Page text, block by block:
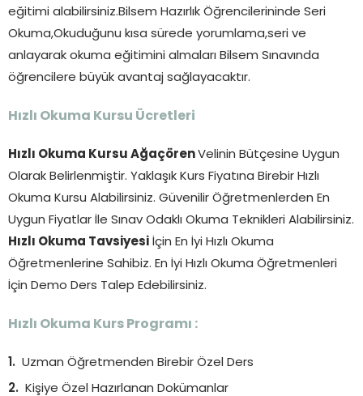
eğitimi alabilirsiniz.Bilsem Hazırlık Öğrencilerininde Seri
Okuma,Okuduğunu kısa sürede yorumlama,seri ve
anlayarak okuma eğitimini almaları Bilsem Sınavında
öğrencilere büyük avantaj sağlayacaktır.
Hızlı Okuma Kursu Ücretleri
Hızlı Okuma Kursu Ağaçören Velinin Bütçesine Uygun
Olarak Belirlenmiştir. Yaklaşık Kurs Fiyatına Birebir Hızlı
Okuma Kursu Alabilirsiniz. Güvenilir Öğretmenlerden En
Uygun Fiyatlar İle Sınav Odaklı Okuma Teknikleri Alabilirsiniz.
Hızlı Okuma Tavsiyesi
İçin En İyi Hızlı Okuma
Öğretmenlerine Sahibiz. En İyi Hızlı Okuma Öğretmenleri
İçin Demo Ders Talep Edebilirsiniz.
Hızlı Okuma Kurs Programı :
Uzman Öğretmenden Birebir Özel Ders
Kişiye Özel Hazırlanan Dokümanlar